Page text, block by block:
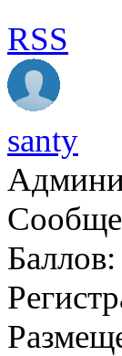
RSS
santy
Баллов: